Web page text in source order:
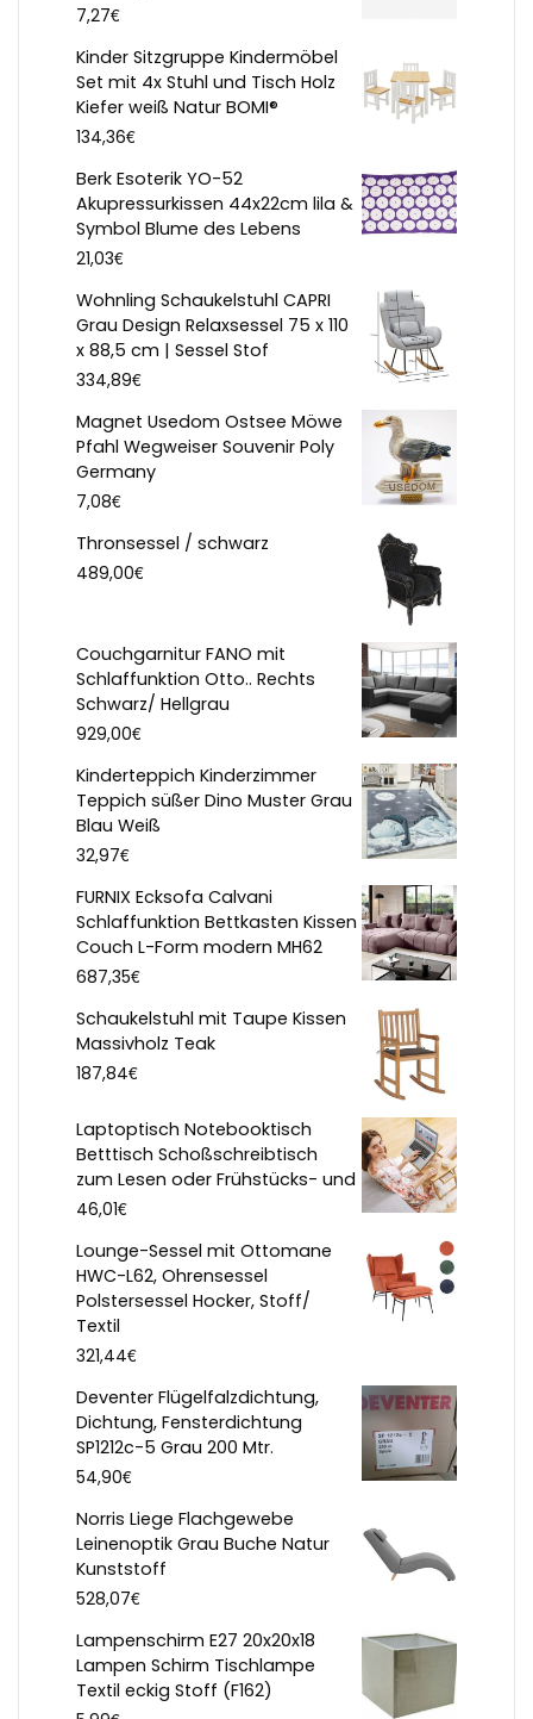
7,27€
Kinder Sitzgruppe Kindermöbel
Set mit 4x Stuhl und Tisch Holz
Kiefer weiß Natur BOMI®
134,36€
Berk Esoterik YO-52
Akupressurkissen 44x22cm lila &
Symbol Blume des Lebens
21,03€
Wohnling Schaukelstuhl CAPRI
Grau Design Relaxsessel 75 x 110
x 88,5 cm | Sessel Stof
334,89€
Magnet Usedom Ostsee Möwe
Pfahl Wegweiser Souvenir Poly
Germany
7,08€
Thronsessel / schwarz
489,00€
Couchgarnitur FANO mit
Schlaffunktion Otto.. Rechts
Schwarz/ Hellgrau
929,00€
Kinderteppich Kinderzimmer
Teppich süßer Dino Muster Grau
Blau Weiß
32,97€
FURNIX Ecksofa Calvani
Schlaffunktion Bettkasten Kissen
Couch L-Form modern MH62
687,35€
Schaukelstuhl mit Taupe Kissen
Massivholz Teak
187,84€
Laptoptisch Notebooktisch
Betttisch Schoßschreibtisch
zum Lesen oder Frühstücks- und
46,01€
Lounge-Sessel mit Ottomane
HWC-L62, Ohrensessel
Polstersessel Hocker, Stoff/
Textil
321,44€
Deventer Flügelfalzdichtung,
Dichtung, Fensterdichtung
SP1212c-5 Grau 200 Mtr.
54,90€
Norris Liege Flachgewebe
Leinenoptik Grau Buche Natur
Kunststoff
528,07€
Lampenschirm E27 20x20x18
Lampen Schirm Tischlampe
Textil eckig Stoff (F162)